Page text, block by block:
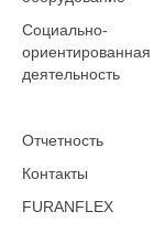
Социально-
ориентированная
деятельность
Отчетность
Контакты
FURANFLEX